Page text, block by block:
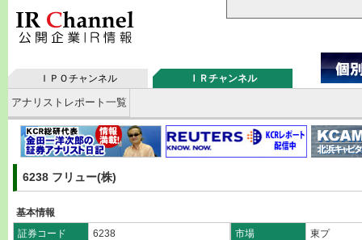
ＩＰＯチャンネル ＩＲチャンネル
アナリストレポート一覧
6238 フリュー(株)
基本情報
証券コード
6238 市場
東プ